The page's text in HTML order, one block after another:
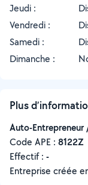
Jeudi :
Vendredi :
Samedi :
Dimanche :
Plus
Auto-
Code APE : 8122Z
Effectif : -
Entreprise créée